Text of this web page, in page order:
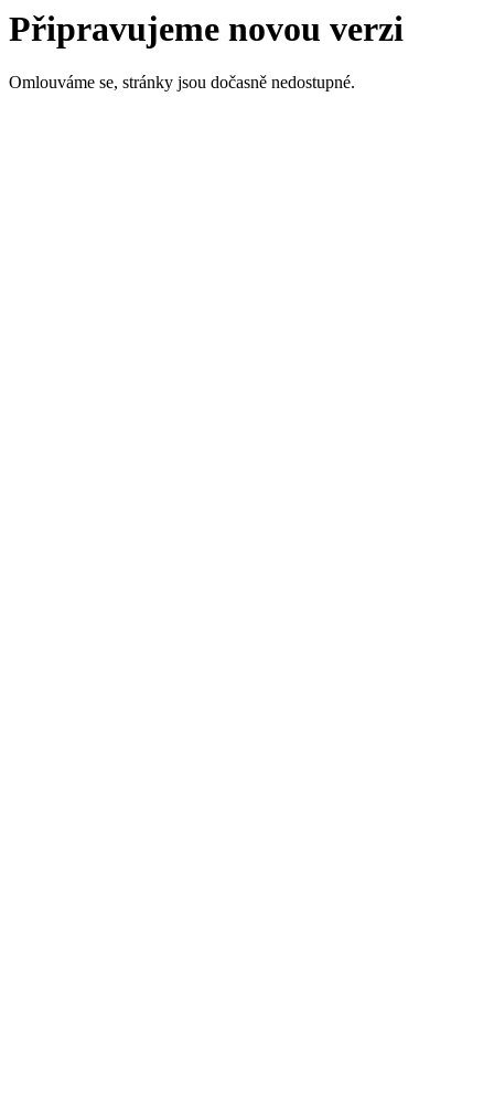
Připravujeme novou verzi
Omlouváme se, stránky jsou dočasně nedostupné.